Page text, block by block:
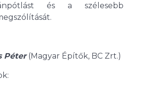
és a szélesebb
Péter (Magyar Építők, BC Zrt.)